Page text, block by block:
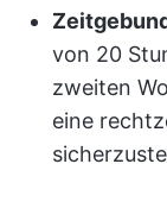
von 20
zweiten
eine